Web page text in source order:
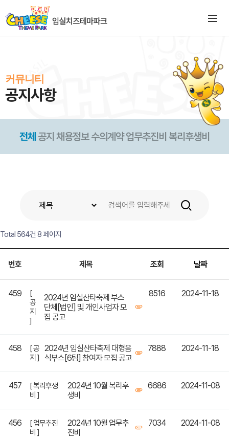
커뮤니티
공지사항
전체 공지 채용정보 수의계약 업무추진비 복리후생비
Total 564건 8 페이지
번호 제목 조회 날짜
459
[
공
지
]
2024년 임실산타축제 부스
단체[법인] 및 개인사업자 모
집 공고
8516 2024-11-18
458
[ 공
지 ]
2024년 임실산타축제 대형음
식부스[6팀] 참여자 모집 공고
7888 2024-11-18
457
[ 복리후생
비 ]
2024년 10월 복리후
생비
6686 2024-11-08
456
[ 업무추진
비 ]
2024년 10월 업무추
진비
7034 2024-11-08